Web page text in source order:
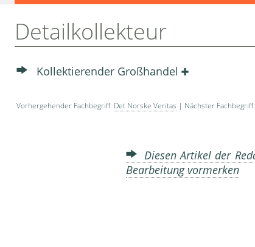
Detailkollekteur
Kollektierender Groß­handel
Vorhergehender Fachbegriff: Det Norske Veritas | Nächster Fachbegriff:
Diesen Artikel der
Bearbeitung vormerken